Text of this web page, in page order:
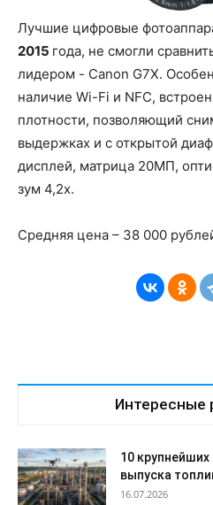
Лучшие цифровые
2015 года, не смогли
лидером - Canon G7X.
наличие Wi-Fi и NFC,
плотности, позволяющий
выдержках и с открытой
дисплей, матрица 20МП,
зум 4,2х.
Средняя цена – 38 000
Интересные
10
выпуска
16.07.2026